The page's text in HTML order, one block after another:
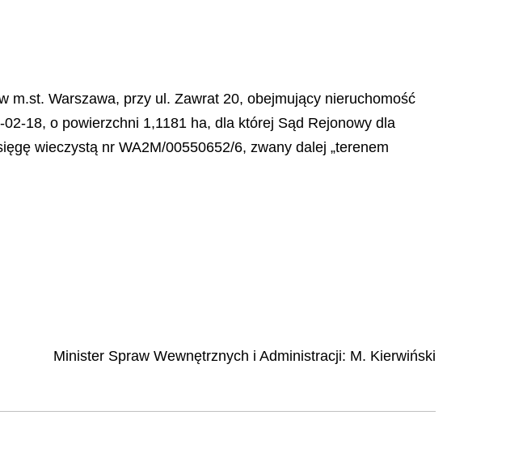
m.st. Warszawa, przy ul. Zawrat 20, obejmujący nieruchomość
18, o powierzchni 1,1181 ha, dla której Sąd Rejonowy dla
wieczystą nr WA2M/00550652/6, zwany dalej „terenem
Minister Spraw Wewnętrznych i Administracji: M. Kierwiński